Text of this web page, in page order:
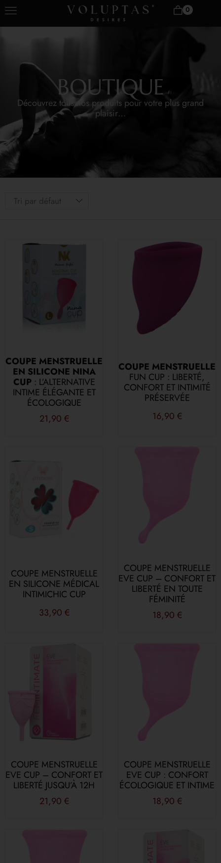
0
BOUTIQUE
Découvrez tous nos produits pour votre plus grand
plaisir…
COUPE MENSTRUELLE
EN SILICONE NINA
CUP: L’ALTERNATIVE
INTIME ÉLÉGANTE ET
ÉCOLOGIQUE
21,90 €
COUPE MENSTRUELLE
FUN CUP : LIBERTÉ,
CONFORT ET INTIMITÉ
PRÉSERVÉE
16,90 €
COUPE MENSTRUELLE
EN SILICONE MÉDICAL
INTIMICHIC CUP
33,90 €
COUPE MENSTRUELLE
EVE CUP – CONFORT ET
LIBERTÉ EN TOUTE
FÉMINITÉ
18,90 €
COUPE MENSTRUELLE
EVE CUP – CONFORT ET
LIBERTÉ JUSQU’À 12H
21,90 €
COUPE MENSTRUELLE
EVE CUP : CONFORT
ÉCOLOGIQUE ET INTIME
18,90 €